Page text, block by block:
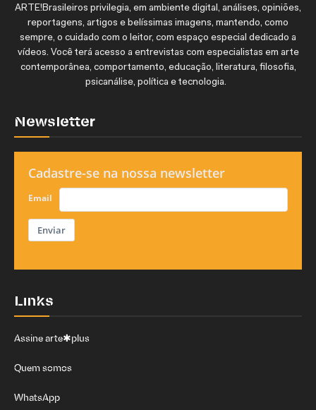
ARTE!Brasileiros privilegia, em ambiente digital, análises, opiniões,
reportagens, artigos e belíssimas imagens, mantendo, como
sempre, o cuidado com o leitor, com espaço especial dedicado a
vídeos. Você terá acesso a entrevistas com especialistas em arte
contemporânea, comportamento, educação, literatura, filosofia,
psicanálise, política e tecnologia.
Newsletter
Cadastre-se na nossa newsletter
Email
Enviar
Links
Assine arte✱plus
Quem somos
WhatsApp